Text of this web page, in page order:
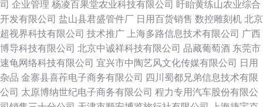
司 企业管理 杨凌百果堂农业科技有限公司 盱眙黄练山农业综合
开发有限公司 盐山县君盛管件厂 日用百货销售 数控雕刻机 北京
超视界科技有限公司 技术推广 上海多路信息技术有限公司 广西
博导科技有限公司 北京中诚祥科技有限公司 品藏葡萄酒 东莞市
速龟网络科技有限公司 宜兴市中陶艺风文化传媒有限公司
日用
杂品 金寨县喜莋电子商务有限公司
四川蜀都兄弟信息技术有限
公司 太原博纳世纪电子商务有限公司 程力专用汽车股份有限公